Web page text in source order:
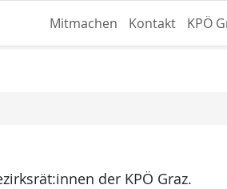
Mitmachen Kontakt KPÖ
der KPÖ Graz.